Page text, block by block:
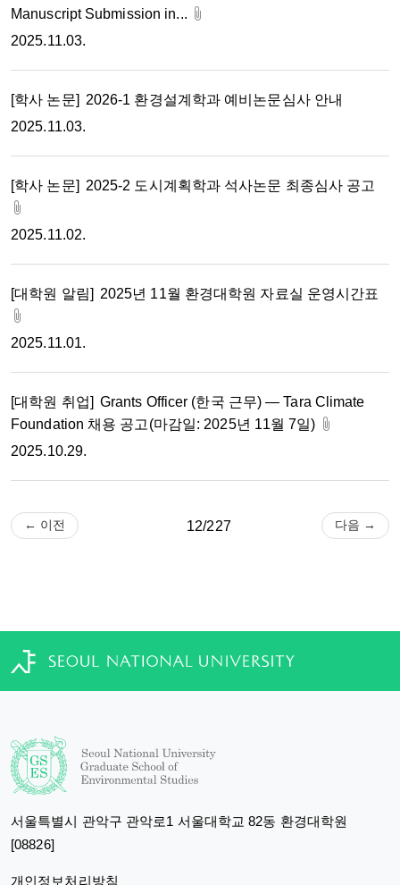
Manuscript Submission in...
2025.11.03.
[학사 논문] 2026-1 환경설계학과 예비논문심사 안내
2025.11.03.
[학사 논문] 2025-2 도시계획학과 석사논문 최종심사 공고
2025.11.02.
[대학원 알림] 2025년 11월 환경대학원 자료실 운영시간표
2025.11.01.
[대학원 취업] Grants Officer (한국 근무) — Tara Climate
Foundation 채용 공고(마감일: 2025년 11월 7일)
2025.10.29.
← 이전 12/227 다음 →
서울특별시 관악구 관악로1 서울대학교 82동 환경대학원
[08826]
개인정보처리방침